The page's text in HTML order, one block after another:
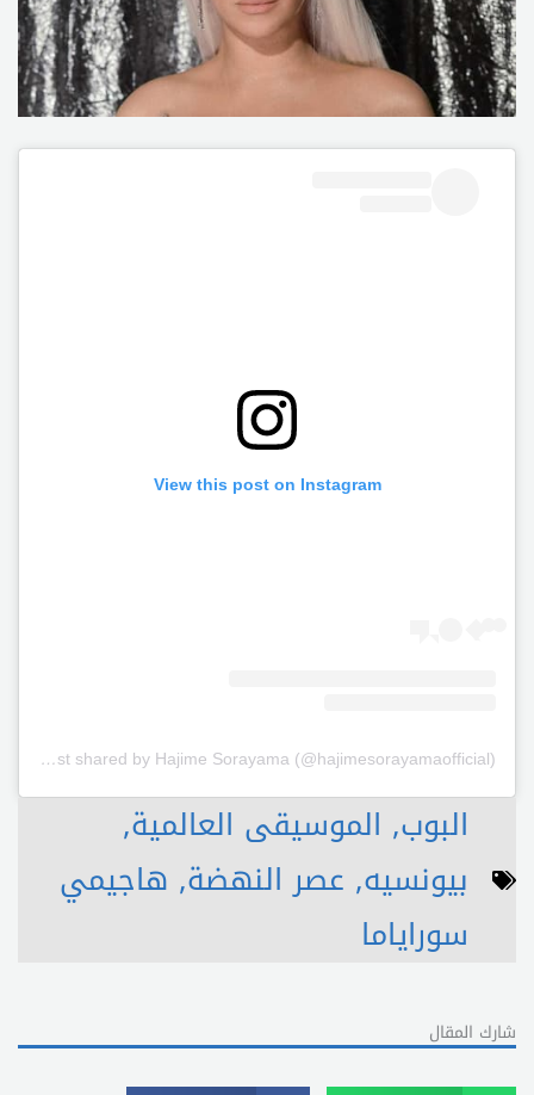
View this post on Instagram
A post shared by Hajime Sorayama (@hajimesorayamaofficial)
البوب, الموسيقى العالمية,
بيونسيه, عصر النهضة, هاجيمي
سوراياما
شارك المقال